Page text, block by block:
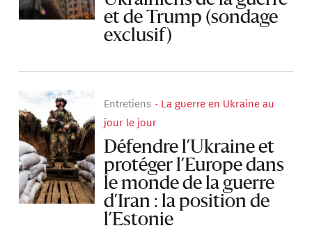
et de Trump (sondage
exclusif)
Entretiens
La guerre en Ukraine au
jour le jour
Défendre l’Ukraine et
protéger l’Europe dans
le monde de la guerre
d’Iran : la position de
l’Estonie